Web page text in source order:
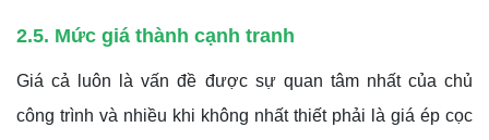
2.5. Mức giá thành cạnh tranh
Giá cả luôn là vấn đề được sự quan tâm nhất của chủ
công trình và nhiều khi không nhất thiết phải là giá ép cọc